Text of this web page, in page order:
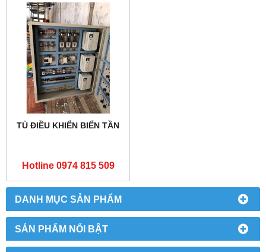
DANH MỤC SẢN PHẨM
SẢN PHẨM NỔI BẬT
TỦ ĐIỀU KHIỂN BIẾN TẦN
Hotline 0974 815 509